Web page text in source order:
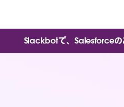
Slackbotで、Salesforce